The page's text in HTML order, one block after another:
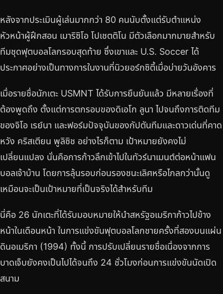
หลังจากประเมินผู้เล่นมากกว่า 80 คนนับตั้งแต่รับตำแหน่ง
หัวหน้าผู้ฝึกสอน เมาริซิโอ โปเชตติโน มีตัวเลือกมากมายสำหรับ
ทีมชุดฟุตบอลโลกรอบสุดท้าย ซึ่งเขาและ U.S. Soccer ได้
ประกาศอย่างเป็นทางการในงานที่นิวยอร์กซิตี้เมื่อบ่ายวันอังคาร
เมื่อรายชื่อนักเตะ USMNT ได้รับการยืนยันแล้ว มีหลายเรื่องที่
ต้องพูดถึง ตั้งแต่การตกรอบของดิเอโก ลูนา ไปจนถึงการติดทีม
ของจิโอ เรย์นา และฟอร์มปัจจุบันของกัปตันทีมและดาวเด่นที่คาด
หวัง คริสเตียน พูลิซิช อย่างไรก็ตาม เป้าหมายยังคงไม่
เปลี่ยนแปลง นั่นคือการก้าวลึกเข้าไปในทัวร์นาเมนต์ต่อหน้าแฟน
บอลเจ้าบ้าน โดยการลุ้นรอบก่อนรองชนะเลิศหรือไกลกว่านั้นดู
เหมือนจะเป็นเป้าหมายที่เป็นจริงได้สำหรับทีม
นี่คือ 26 นักเตะที่ได้รับมอบหมายให้นำสหรัฐอเมริกาก้าวไปข้าง
หน้าในเดือนหน้า ในการแข่งขันฟุตบอลโลกชายครั้งที่สองบนแผ่น
ดินอเมริกา (1994) ทั้งนี้ การปรับเปลี่ยนรายชื่อเนื่องจากการ
บาดเจ็บยังคงเป็นไปได้จนถึง 24 ชั่วโมงก่อนการแข่งขันนัดเปิด
สนาม